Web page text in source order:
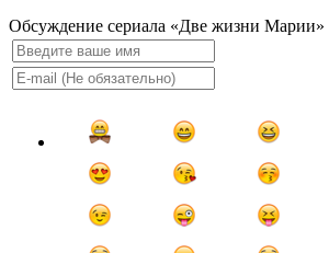
Обсуждение сериала «Две жизни Марии»